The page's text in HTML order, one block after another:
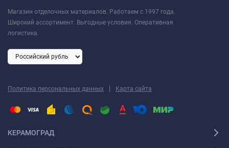
Магазин отделочных материалов. Работаем с 1997 года.
Широкий ассортимент. Выгодные условия. Оперативная
логистика.
Политика персональных данных | Карта сайта
КЕРАМОГРАД